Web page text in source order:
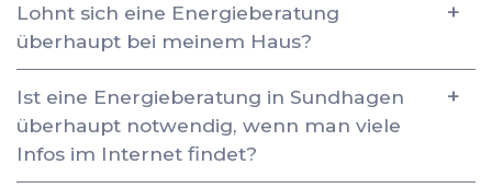
Lohnt sich eine Energieberatung
überhaupt bei meinem Haus?
Ist eine Energieberatung in Sundhagen
überhaupt notwendig, wenn man viele
Infos im Internet findet?